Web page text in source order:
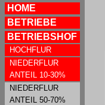
HOME
BETRIEBE
BETRIEBSHOF
HOCHFLUR
NIEDERFLUR
ANTEIL 10-30%
NIEDERFLUR
ANTEIL 50-70%